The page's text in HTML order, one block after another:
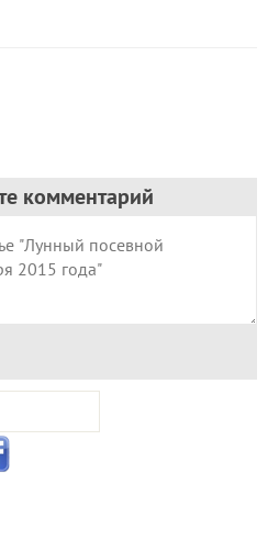
комментарий